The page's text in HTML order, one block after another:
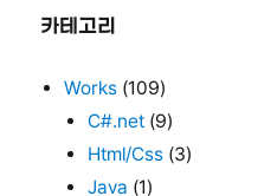
카테고리
Works (109)
C#.net (9)
Html/Css (3)
Java (1)